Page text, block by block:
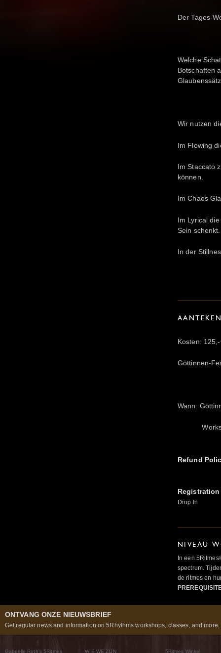
Der Tages-
Welche
Botschaften
Wir nutzen
Im Flowing
Im Staccato
können.
Im Chaos
Im Lyrical
Sein schenkt.
In der
Kosten:
Göttinnen-
Wann:
Refund
Drop In
NIVEAU
In een
spectrum.
de ritmes en
ONTVANG ONZE NIEUWSBRIEF
Get regular news and information on 5Rhythms workshops, classes, and
Gabrielle Roth’s 5Ritmes WIE WE ZIJN 5Ritmes Winkel